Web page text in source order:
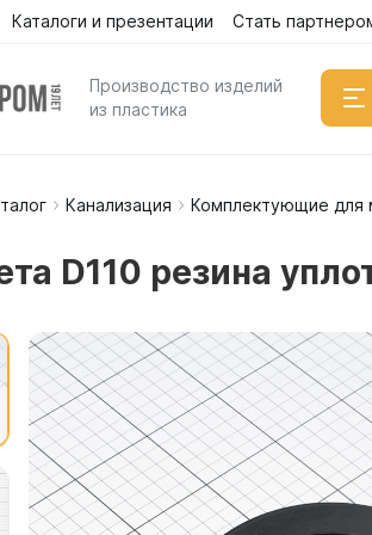
Каталоги и презентации Стать
Производство изделий
из пластика
Емкости
Емкости
Емкости
Емкости
Емкости
Емкости
Канализация Комплектующие для
D110 резина